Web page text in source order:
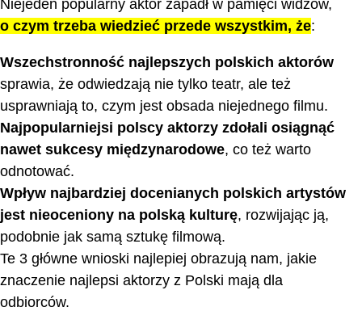
Niejeden popularny aktor zapadł w pamięci widzów,
o czym trzeba wiedzieć przede wszystkim, że:
Wszechstronność najlepszych polskich aktorów
sprawia, że odwiedzają nie tylko teatr, ale też
usprawniają to, czym jest obsada niejednego filmu.
Najpopularniejsi polscy aktorzy zdołali osiągnąć
nawet sukcesy międzynarodowe, co też warto
odnotować.
Wpływ najbardziej docenianych polskich artystów
jest nieoceniony na polską kulturę, rozwijając ją,
podobnie jak samą sztukę filmową.
Te 3 główne wnioski najlepiej obrazują nam, jakie
znaczenie najlepsi aktorzy z Polski mają dla
odbiorców.